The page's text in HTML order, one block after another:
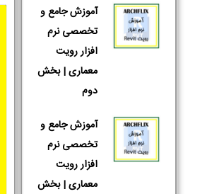
آموزش جامع و
تخصصی نرم
افزار رویت
معماری | بخش
دوم
آموزش جامع و
تخصصی نرم
افزار رویت
معماری | بخش